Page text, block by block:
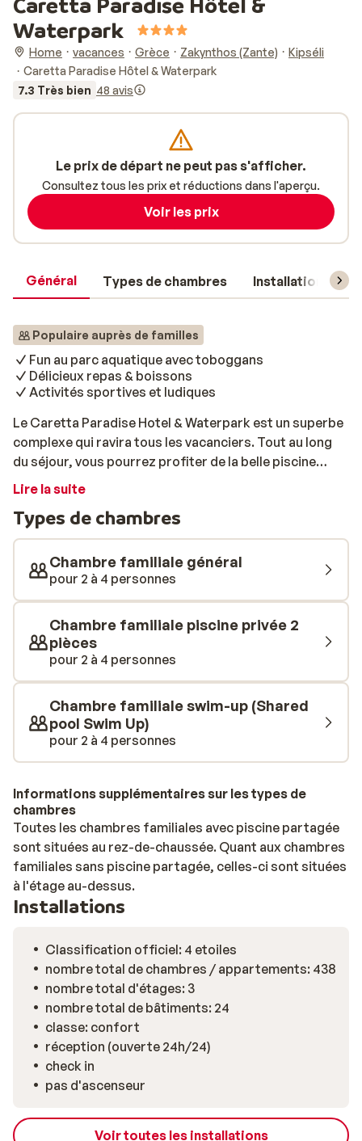
Waterpark
Home vacances Grèce Zakynthos (Zante)
Kipséli
Caretta Paradise Hôtel & Waterpark
7.3 Très bien 48 avis
Général Types de chambres Installations
Populaire auprès de familles
Fun au parc aquatique avec toboggans
Délicieux repas & boissons
Activités sportives et ludiques
Le Caretta Paradise Hotel & Waterpark est un superbe
complexe qui ravira tous les vacanciers. Tout au long
du séjour, vous pourrez profiter de la belle piscine
extérieure et commander de délicieuses boissons au
que vous profitez d’agréables moments de farniente,
les enfants s’amuseront au parc aquatique. Tous les
jours, vous dégusterez de bons petits plats au
restaurant du complexe. Il y en aura pour tous les
goûts! Si vous souhaitez profiter d’un agréable
moment en famille, un parc d’attraction (payant) se
trouve juste à côté de l’hôtel. Bonnes vacances!
Lire la suite
Types de chambres
Chambre familiale général
pour 2 à 4 personnes
Chambre familiale piscine privée 2
pièces
pour 2 à 4 personnes
Chambre familiale swim-up (Shared
pool Swim Up)
pour 2 à 4 personnes
Informations supplémentaires sur les types de
chambres
Toutes les chambres familiales avec piscine partagée
sont situées au rez-de-chaussée. Quant aux chambres
familiales sans piscine partagée, celles-ci sont situées
à l'étage au-dessus.
Installations
Classification officiel: 4 etoiles
nombre total de chambres / appartements: 438
nombre total d'étages: 3
nombre total de bâtiments: 24
classe: confort
réception (ouverte 24h/24)
check in
pas d'ascenseur
Voir toutes les installations
Le prix de départ ne peut pas s'afficher.
Consultez tous les prix et réductions dans l'aperçu.
Voir les prix